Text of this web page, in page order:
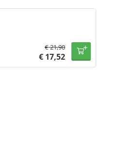
€21,90
€ 17,52